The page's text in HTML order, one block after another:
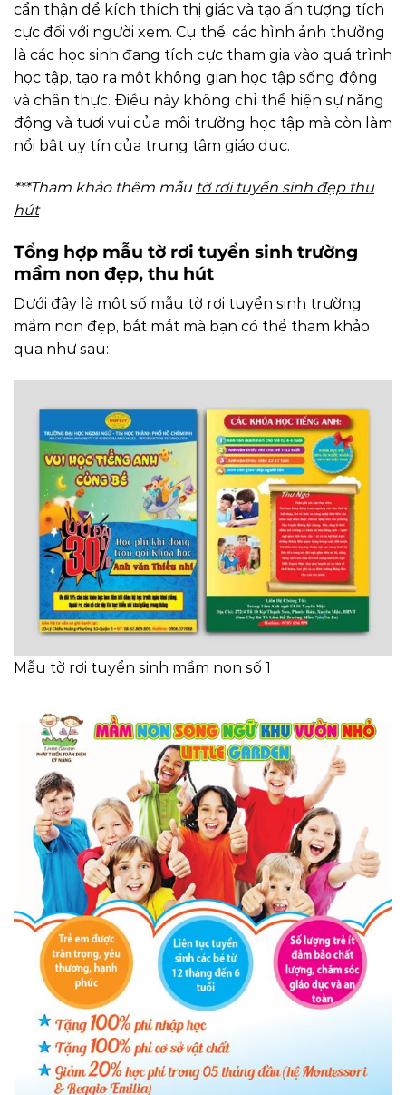
cẩn thận để kích thích thị giác và tạo ấn tượng tích
cực đối với người xem. Cụ thể, các hình ảnh thường
là các học sinh đang tích cực tham gia vào quá trình
học tập, tạo ra một không gian học tập sống động
và chân thực. Điều này không chỉ thể hiện sự năng
động và tươi vui của môi trường học tập mà còn làm
nổi bật uy tín của trung tâm giáo dục.
***Tham khảo thêm mẫu tờ rơi tuyển sinh đẹp thu
hút
Tổng hợp mẫu tờ rơi tuyển sinh trường
mầm non đẹp, thu hút
Dưới đây là một số mẫu tờ rơi tuyển sinh trường
mầm non đẹp, bắt mắt mà bạn có thể tham khảo
qua như sau:
Mẫu tờ rơi tuyển sinh mầm non số 1